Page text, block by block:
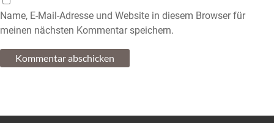
Name, E-Mail-Adresse und Website in diesem Browser für
meinen nächsten Kommentar speichern.